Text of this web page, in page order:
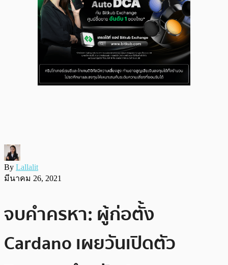
By Lallalit
มีนาคม 26, 2021
จบคำครหา: ผู้ก่อตั้ง
Cardano เผยวันเปิดตัว